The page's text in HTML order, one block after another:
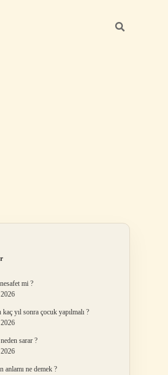
mi ?
yıl sonra çocuk yapılmalı ?
sarar ?
anlamı ne demek ?